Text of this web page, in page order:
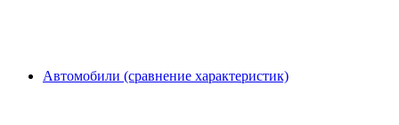
Автомобили (сравнение характеристик)